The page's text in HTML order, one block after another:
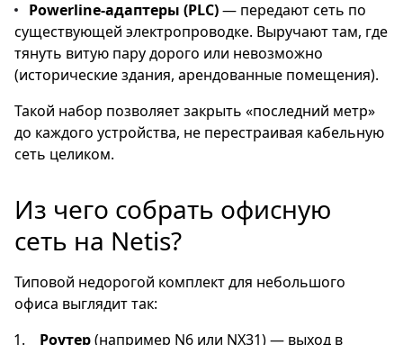
Powerline-адаптеры (PLC)— передают сеть по
существующей электропроводке. Выручают там, где
тянуть витую пару дорого или невозможно
(исторические здания, арендованные помещения).
Такой набор позволяет закрыть «последний метр»
до каждого устройства, не перестраивая кабельную
сеть целиком.
Из чего собрать офисную
сеть на Netis?
Типовой недорогой комплект для небольшого
офиса выглядит так:
Роутер(например N6 или NX31) — выход в